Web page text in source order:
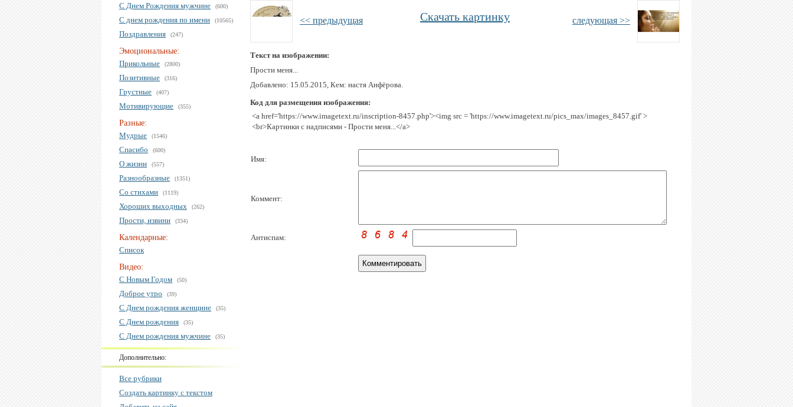
С Днем Рождения мужчине (600)
С днем рождения по имени (10565)
Поздравления (247)
Эмоциональные:
Прикольные
(2800)
Позитивные (316)
Грустные (407)
Мотивирующие (355)
Разные:
Мудрые
(1546)
Спасибо (600)
О жизни (557)
Разнообразные (1351)
Со стихами (1119)
Хороших выходных (262)
Прости, извини (334)
Календарные:
Список
Видео:
С Новым Годом
(50)
Доброе утро (39)
С Днем рождения женщине (35)
С Днем рождения (35)
С Днем рождения мужчине (35)
Дополнительно:
Все рубрики
Создать картинку с текстом
<< предыдущая следующая >>
Скачать картинку
Текст на изображении:
Прости меня...
Добавлено: 15.05.2015, Кем: настя Анфёрова.
Код для размещения изображения:
<a href='https://www.imagetext.ru/inscription-8457.php'><img src = 'https://www.imagetext.ru/pics_max/images_8457.gif' >
<br>Картинки с надписями - Прости меня...</a>
Имя:
Коммент:
Антиспам: